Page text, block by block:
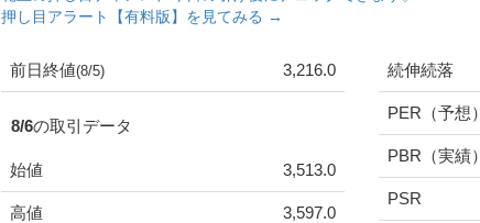
押し目アラート【有料版】を見てみる →
前日終値(8/5) 3,216.0
8/6の取引データ
始値 3,513.0
高値 3,597.0
続伸続落
PER（予想）
PBR（実績）
PSR